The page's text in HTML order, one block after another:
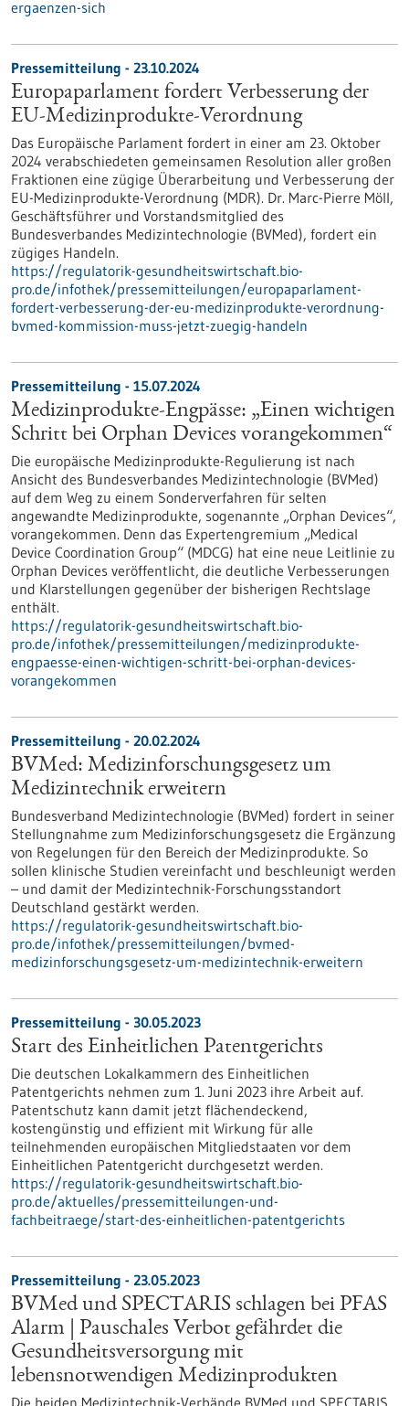
ergaenzen-sich
Pressemitteilung - 23.10.2024
Europaparlament fordert Verbesserung der
EU-Medizinprodukte-Verordnung
Das Europäische Parlament fordert in einer am 23. Oktober
2024 verabschiedeten gemeinsamen Resolution aller großen
Fraktionen eine zügige Überarbeitung und Verbesserung der
EU-Medizinprodukte-Verordnung (MDR). Dr. Marc-Pierre Möll,
Geschäftsführer und Vorstandsmitglied des
Bundesverbandes Medizintechnologie (BVMed), fordert ein
zügiges Handeln.
https://regulatorik-gesundheitswirtschaft.bio-
pro.de/infothek/pressemitteilungen/europaparlament-
fordert-verbesserung-der-eu-medizinprodukte-verordnung-
bvmed-kommission-muss-jetzt-zuegig-handeln
Pressemitteilung - 15.07.2024
Medizinprodukte-Engpässe: „Einen wichtigen
Schritt bei Orphan Devices vorangekommen“
Die europäische Medizinprodukte-Regulierung ist nach
Ansicht des Bundesverbandes Medizintechnologie (BVMed)
auf dem Weg zu einem Sonderverfahren für selten
angewandte Medizinprodukte, sogenannte „Orphan Devices“,
vorangekommen. Denn das Expertengremium „Medical
Device Coordination Group“ (MDCG) hat eine neue Leitlinie zu
Orphan Devices veröffentlicht, die deutliche Verbesserungen
und Klarstellungen gegenüber der bisherigen Rechtslage
enthält.
https://regulatorik-gesundheitswirtschaft.bio-
pro.de/infothek/pressemitteilungen/medizinprodukte-
engpaesse-einen-wichtigen-schritt-bei-orphan-devices-
vorangekommen
Pressemitteilung - 20.02.2024
BVMed: Medizinforschungsgesetz um
Medizintechnik erweitern
Bundesverband Medizintechnologie (BVMed) fordert in seiner
Stellungnahme zum Medizinforschungsgesetz die Ergänzung
von Regelungen für den Bereich der Medizinprodukte. So
sollen klinische Studien vereinfacht und beschleunigt werden
– und damit der Medizintechnik-Forschungsstandort
Deutschland gestärkt werden.
https://regulatorik-gesundheitswirtschaft.bio-
pro.de/infothek/pressemitteilungen/bvmed-
medizinforschungsgesetz-um-medizintechnik-erweitern
Pressemitteilung - 30.05.2023
Start des Einheitlichen Patentgerichts
Die deutschen Lokalkammern des Einheitlichen
Patentgerichts nehmen zum 1. Juni 2023 ihre Arbeit auf.
Patentschutz kann damit jetzt flächendeckend,
kostengünstig und effizient mit Wirkung für alle
teilnehmenden europäischen Mitgliedstaaten vor dem
Einheitlichen Patentgericht durchgesetzt werden.
https://regulatorik-gesundheitswirtschaft.bio-
pro.de/aktuelles/pressemitteilungen-und-
fachbeitraege/start-des-einheitlichen-patentgerichts
Pressemitteilung - 23.05.2023
BVMed und SPECTARIS schlagen bei PFAS
Alarm | Pauschales Verbot gefährdet die
Gesundheitsversorgung mit
lebensnotwendigen Medizinprodukten
Die beiden Medizintechnik-Verbände BVMed und SPECTARIS